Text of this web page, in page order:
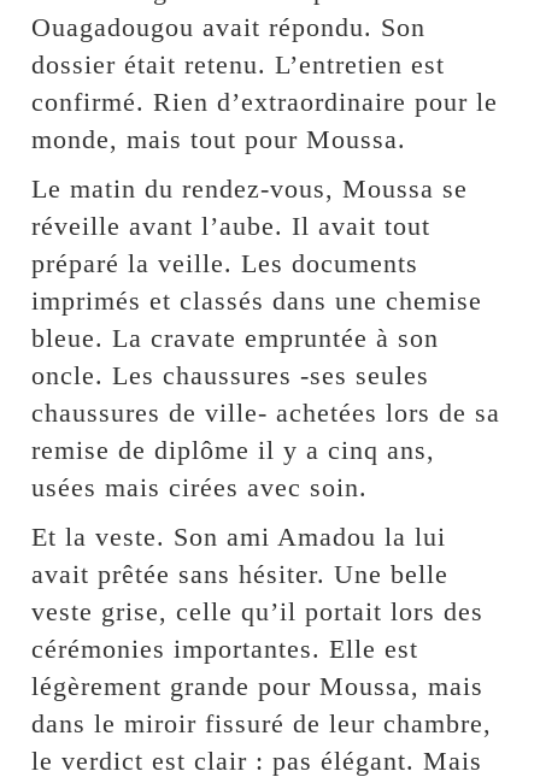
Ouagadougou avait répondu. Son
dossier était retenu. L’entretien est
confirmé. Rien d’extraordinaire pour le
monde, mais tout pour Moussa.
Le matin du rendez-vous, Moussa se
réveille avant l’aube. Il avait tout
préparé la veille. Les documents
imprimés et classés dans une chemise
bleue. La cravate empruntée à son
oncle. Les chaussures -ses seules
chaussures de ville- achetées lors de sa
remise de diplôme il y a cinq ans,
usées mais cirées avec soin.
Et la veste. Son ami Amadou la lui
avait prêtée sans hésiter. Une belle
veste grise, celle qu’il portait lors des
cérémonies importantes. Elle est
légèrement grande pour Moussa, mais
dans le miroir fissuré de leur chambre,
le verdict est clair : pas élégant. Mais